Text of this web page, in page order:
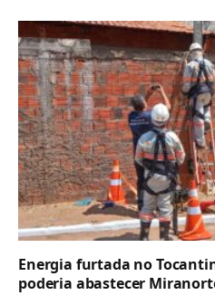
Energia furtada no
poderia abastecer